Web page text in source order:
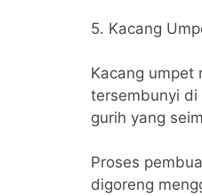
5. Kacang
Kacang umpet
tersembunyi di
gurih yang
Proses
digoreng